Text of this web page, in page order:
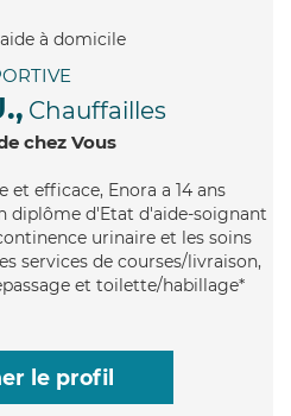
Chauffailles
chez Vous
et efficace, Enora a 14 ans
diplôme d'Etat d'aide-soignant
urinaire et les soins
services de courses/livraison,
et toilette/habillage*
le profil